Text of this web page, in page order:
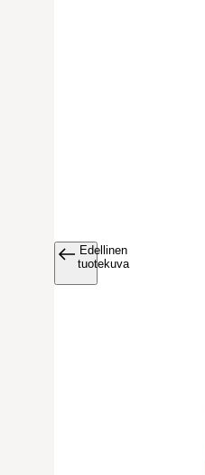
Edellinen
tuotekuva